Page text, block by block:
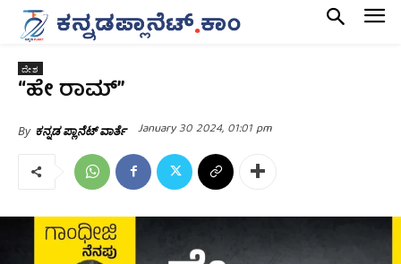
ದೇಶ
“ಹೇ ರಾಮ್”
By ಕನ್ನಡ ಪ್ಲಾನೆಟ್ ವಾರ್ತೆ January 30 2024, 01:01 pm